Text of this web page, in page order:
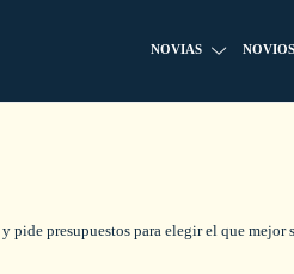
NOVIAS NOVIOS
pide presupuestos para elegir el que mejor